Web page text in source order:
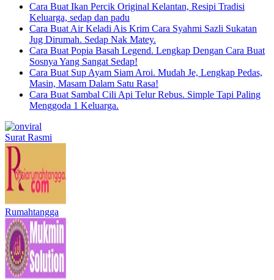
Cara Buat Ikan Percik Original Kelantan, Resipi Tradisi
Keluarga, sedap dan padu
Cara Buat Air Keladi Ais Krim Cara Syahmi Sazli Sukatan
Jug Dirumah. Sedap Nak Matey.
Cara Buat Popia Basah Legend. Lengkap Dengan Cara Buat
Sosnya Yang Sangat Sedap!
Cara Buat Sup Ayam Siam Aroi. Mudah Je, Lengkap Pedas,
Masin, Masam Dalam Satu Rasa!
Cara Buat Sambal Cili Api Telur Rebus. Simple Tapi Paling
Menggoda 1 Keluarga.
Surat Rasmi
Rumahtangga